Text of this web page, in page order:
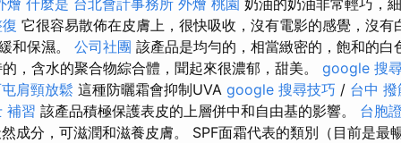
它很容易散佈在皮膚上，很快吸收，沒有電影的感覺，沒有
和保濕。 公司社團 該產品是均勻的，相當緻密的，飽和的
，含水的聚合物綜合體，聞起來很濃郁，甜美。 google 搜
肩頸放鬆 這種防曬霜會抑制UVA google 搜尋技巧 / 台中 撥
補習 該產品積極保護表皮的上層併中和自由基的影響。 台胞
成分，可滋潤和滋養皮膚。 SPF面霜代表的類別（目前是最